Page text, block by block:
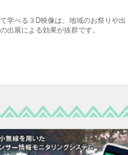
学べる３D映像は、地域のお祭りや出
出展による効果が抜群です。